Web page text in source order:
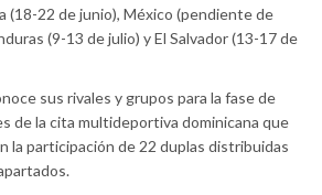
(18-22 de junio), México (pendiente de
(9-13 de julio) y El Salvador (13-17 de
sus rivales y grupos para la fase de
de la cita multideportiva dominicana que
la participación de 22 duplas distribuidas